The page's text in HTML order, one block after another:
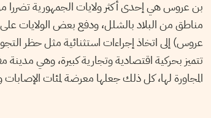
بن عروس هي إحدى أكثر ولايات الجمهورية
مناطق من البلاد بالشلل، ودفع بعض الولايات
عروس) إلى اتخاذ إجراءات استثنائية مثل حظر
تتميز بحركية اقتصادية وتجارية كبيرة، وهي مدينة
المجاورة لها، كل ذلك جعلها معرضة لمئات